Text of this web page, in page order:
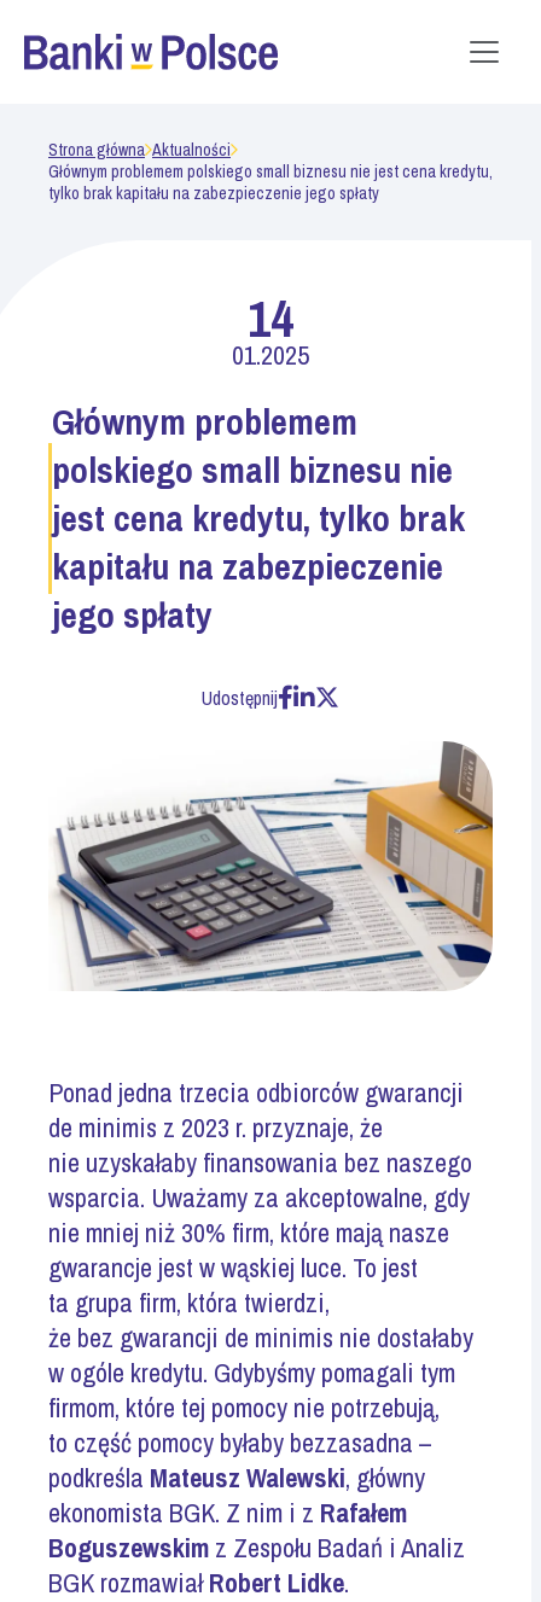
Strona główna Aktualności
Głównym problemem polskiego small biznesu nie jest cena kredytu,
tylko brak kapitału na zabezpieczenie jego spłaty
14
01.2025
Głównym problemem
polskiego small biznesu nie
jest cena kredytu, tylko brak
kapitału na zabezpieczenie
jego spłaty
Udostępnij
Ponad jedna trzecia odbiorców gwarancji
de minimis z 2023 r. przyznaje, że
nie uzyskałaby finansowania bez naszego
wsparcia. Uważamy za akceptowalne, gdy
nie mniej niż 30% firm, które mają nasze
gwarancje jest w wąskiej luce. To jest
ta grupa firm, która twierdzi,
że bez gwarancji de minimis nie dostałaby
w ogóle kredytu. Gdybyśmy pomagali tym
firmom, które tej pomocy nie potrzebują,
to część pomocy byłaby bezzasadna –
podkreśla Mateusz Walewski, główny
ekonomista BGK. Z nim i z Rafałem
Boguszewskim z Zespołu Badań i Analiz
BGK rozmawiałRobert Lidke.